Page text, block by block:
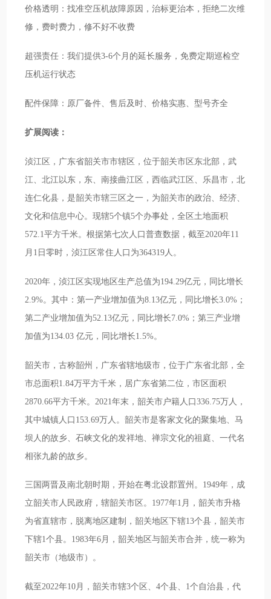
价格透明：找准空压机故障原因，治标更治本，拒绝二次维
修，费时费力，修不好不收费
超强责任：我们提供3-6个月的延长服务，免费定期巡检空
压机运行状态
配件保障：原厂备件、售后及时、价格实惠、型号齐全
扩展阅读：
浈江区，广东省韶关市市辖区，位于韶关市区东北部，武
江、北江以东，东、南接曲江区，西临武江区、乐昌市，北
连仁化县，是韶关市辖三区之一，为韶关市的政治、经济、
文化和信息中心。现辖5个镇5个办事处，全区土地面积
572.1平方千米。根据第七次人口普查数据，截至2020年11
月1日零时，浈江区常住人口为364319人。
2020年，浈江区实现地区生产总值为194.29亿元，同比增长
2.9%。其中：第一产业增加值为8.13亿元，同比增长3.0%；
第二产业增加值为52.13亿元，同比增长7.0%；第三产业增
加值为134.03 亿元，同比增长1.5%。
韶关市，古称韶州，广东省辖地级市，位于广东省北部，全
市总面积1.84万平方千米，居广东省第二位，市区面积
2870.66平方千米。2021年末，韶关市户籍人口336.75万人，
其中城镇人口153.69万人。韶关市是客家文化的聚集地、马
坝人的故乡、石峡文化的发祥地、禅宗文化的祖庭、一代名
相张九龄的故乡。
三国两晋及南北朝时期，开始在粤北设郡置州。1949年，成
立韶关市人民政府，辖韶关市区。1977年1月，韶关市升格
为省直辖市，脱离地区建制，韶关地区下辖13个县，韶关市
下辖1个县。1983年6月，韶关地区与韶关市合并，统一称为
韶关市（地级市）。
截至2022年10月，韶关市辖3个区、4个县、1个自治县，代